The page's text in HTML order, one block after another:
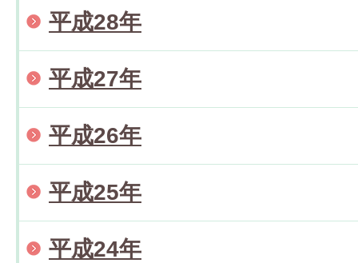
平成28年
平成27年
平成26年
平成25年
平成24年